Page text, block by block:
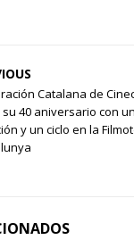
Catalana de
40 aniversario con
y un ciclo en la